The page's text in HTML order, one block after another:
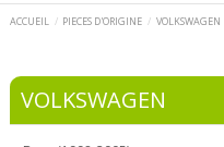
ACCUEIL PIECES D'ORIGINE VOLKSWAGEN
VOLKSWAGEN